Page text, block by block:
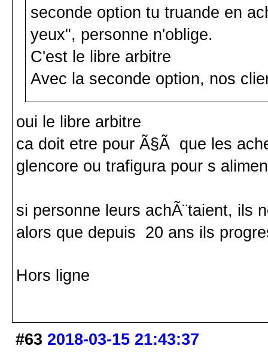
seconde option tu truande en
yeux", personne n'oblige.
C'est le libre arbitre
Avec la seconde option, nos
oui le libre arbitre
ca doit etre pour Ã§Ã que les
glencore ou trafigura pour s
si personne leurs achÃ¨taient, ils
alors que depuis 20 ans ils
Hors ligne
#63 2018-03-15 21:43:37